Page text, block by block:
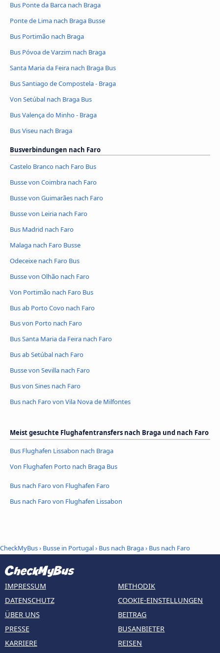
Bus Ponte da Barca nach Braga
Ponte de Lima nach Braga Busse
Bus Portimão nach Braga
Bus Póvoa de Varzim nach Braga
Santa Maria da Feira nach Braga Bus
Bus Santiago de Compostela - Braga
Von Setúbal nach Braga Bus
Bus Valença do Minho - Braga
Bus Viseu nach Braga
Busverbindungen nach Faro
Castelo Branco nach Faro Bus
Busse von Coimbra nach Faro
Busse von Guimarães nach Faro
Busse von Leiria nach Faro
Bus Madrid nach Faro
Malaga nach Faro Busse
Odeceixe nach Faro Bus
Busse von Olhão nach Faro
Von Portimão nach Faro Bus
Bus ab Porto Covo nach Faro
Bus von Porto nach Faro
Bus Santa Maria da Feira nach Faro
Bus ab Setúbal nach Faro
Busse von Sevilla nach Faro
Bus von Sines nach Faro
Bus nach Faro von Vila Nova de Milfontes
Meist gesuchte Flughafentransfers nach Braga und nach Faro
Bus Flughafen Lissabon nach Braga
Von Flughafen Porto nach Braga Bus
Bus nach Faro von Flughafen Faro
Bus nach Faro von Flughafen Lissabon
CheckMyBus› Busse in Portugal› Bus nach Braga› Bus nach Faro
IMPRESSUM
DATENSCHUTZ
ÜBER UNS
PRESSE
KARRIERE
METHODIK
COOKIE-EINSTELLUNGEN
BEITRAG
BUSANBIETER
REISEN